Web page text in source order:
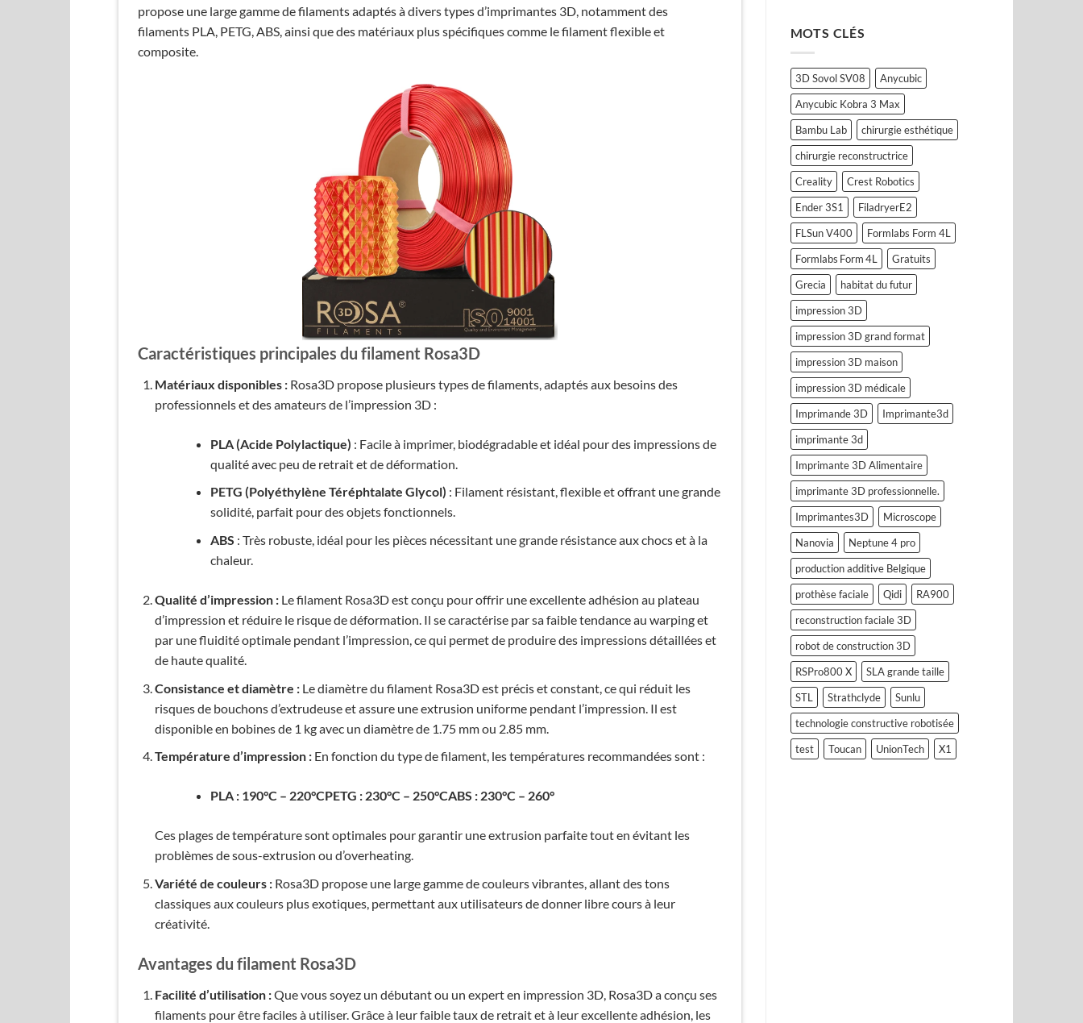
propose une large gamme de filaments adaptés à divers types d’imprimantes 3D, notamment des
filaments PLA, PETG, ABS, ainsi que des matériaux plus spécifiques comme le filament flexible et
composite.
Caractéristiques principales du filament Rosa3D
Matériaux disponibles :Rosa3D propose plusieurs types de filaments, adaptés aux besoins des
professionnels et des amateurs de l’impression 3D :
PLA (Acide Polylactique) : Facile à imprimer, biodégradable et idéal pour des impressions de
qualité avec peu de retrait et de déformation.
PETG (Polyéthylène Téréphtalate Glycol) : Filament résistant, flexible et offrant une grande
solidité, parfait pour des objets fonctionnels.
ABS : Très robuste, idéal pour les pièces nécessitant une grande résistance aux chocs et à la
chaleur.
Qualité d’impression :Le filament Rosa3D est conçu pour offrir une excellente adhésion au plateau
d’impression et réduire le risque de déformation. Il se caractérise par sa faible tendance au warping et
par une fluidité optimale pendant l’impression, ce qui permet de produire des impressions détaillées et
de haute qualité.
Consistance et diamètre :Le diamètre du filament Rosa3D est précis et constant, ce qui réduit les
risques de bouchons d’extrudeuse et assure une extrusion uniforme pendant l’impression. Il est
disponible en bobines de 1 kg avec un diamètre de 1.75 mm ou 2.85 mm.
Température d’impression :En fonction du type de filament, les températures recommandées sont :
PLA : 190°C – 220°CPETG : 230°C – 250°CABS : 230°C – 260°
Ces plages de température sont optimales pour garantir une extrusion parfaite tout en évitant les
problèmes de sous-extrusion ou d’overheating.
Variété de couleurs :Rosa3D propose une large gamme de couleurs vibrantes, allant des tons
classiques aux couleurs plus exotiques, permettant aux utilisateurs de donner libre cours à leur
créativité.
Avantages du filament Rosa3D
Facilité d’utilisation :Que vous soyez un débutant ou un expert en impression 3D, Rosa3D a conçu ses
filaments pour être faciles à utiliser. Grâce à leur faible taux de retrait et à leur excellente adhésion, les
MOTS CLÉS
3D Sovol SV08
Anycubic
Anycubic Kobra 3 Max
Bambu Lab
chirurgie esthétique
chirurgie reconstructrice
Creality
Crest Robotics
Ender 3S1
FiladryerE2
FLSun V400
Formlabs Form 4L
Formlabs Form 4L
Gratuits
Grecia
habitat du futur
impression 3D
impression 3D grand format
impression 3D maison
impression 3D médicale
Imprimande 3D
Imprimante3d
imprimante 3d
Imprimante 3D Alimentaire
imprimante 3D professionnelle.
Imprimantes3D
Microscope
Nanovia
Neptune 4 pro
production additive Belgique
prothèse faciale
Qidi
RA900
reconstruction faciale 3D
robot de construction 3D
RSPro800 X
SLA grande taille
STL
Strathclyde
Sunlu
technologie constructive robotisée
test
Toucan UnionTech X1